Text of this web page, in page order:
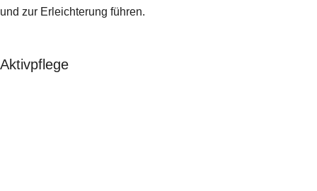
und zur Erleichterung führen.
Aktivpflege